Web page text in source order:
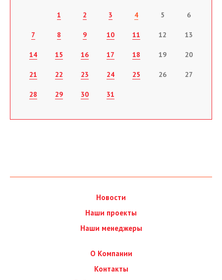
1 2 3 4 5 6
7 8 9 10 11 12 13
14 15 16 17 18 19 20
21 22 23 24 25 26 27
28 29 30 31
Новости
Наши проекты
Наши менеджеры
О Компании
Контакты